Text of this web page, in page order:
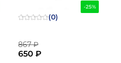
-25%
(0)
867 ₽
650 ₽